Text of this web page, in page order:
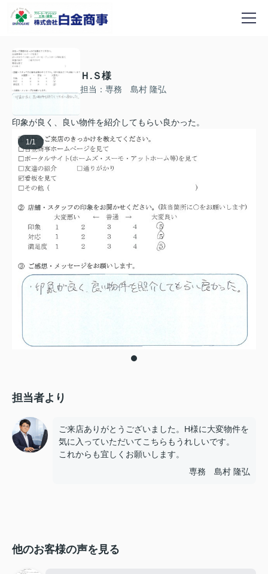
Ｈ.Ｓ様
担当：専務 島村 隆弘
印象が良く、良い物件を紹介してもらい良かった。
1 /1
担当者より
ご来店ありがとうございました。H様に大変物件を
気に入っていただいてこちらもうれしいです。
これからも宜しくお願いします。
専務 島村 隆弘
他のお客様の声を見る